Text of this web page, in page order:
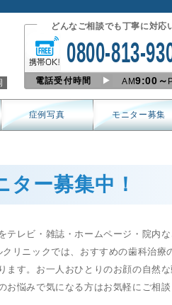
どんなご相談でも丁寧に対応
0800-813-
電話受付時間 AM9:00～
症例写真 モニター募集
ター募集中！
テレビ・雑誌・ホームページ・院内
リニックでは、おすすめの歯科治療
ます。お一人おひとりのお顔の自然
悩みで気になる方はお気軽にご相談